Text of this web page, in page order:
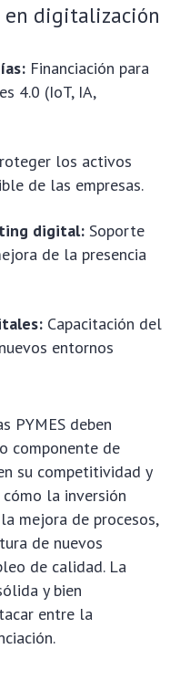
en digitalización
Financiación para
4.0 (IoT, IA,
los activos
de las empresas.
digital: Soporte
de la presencia
Capacitación del
entornos
PYMES deben
componente de
su competitividad y
la inversión
mejora de procesos,
de nuevos
de calidad. La
y bien
entre la